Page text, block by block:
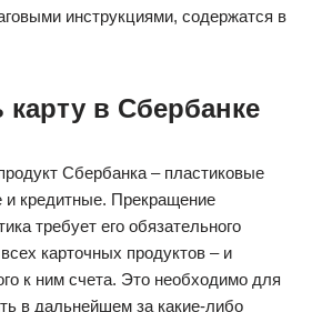
инструкциями, содержатся в
карту в Сбербанке
Сбербанка – пластиковые
и кредитные. Прекращение
требует его обязательного
карточных продуктов – и
к ним счета. Это необходимо для
в дальнейшем за какие-либо